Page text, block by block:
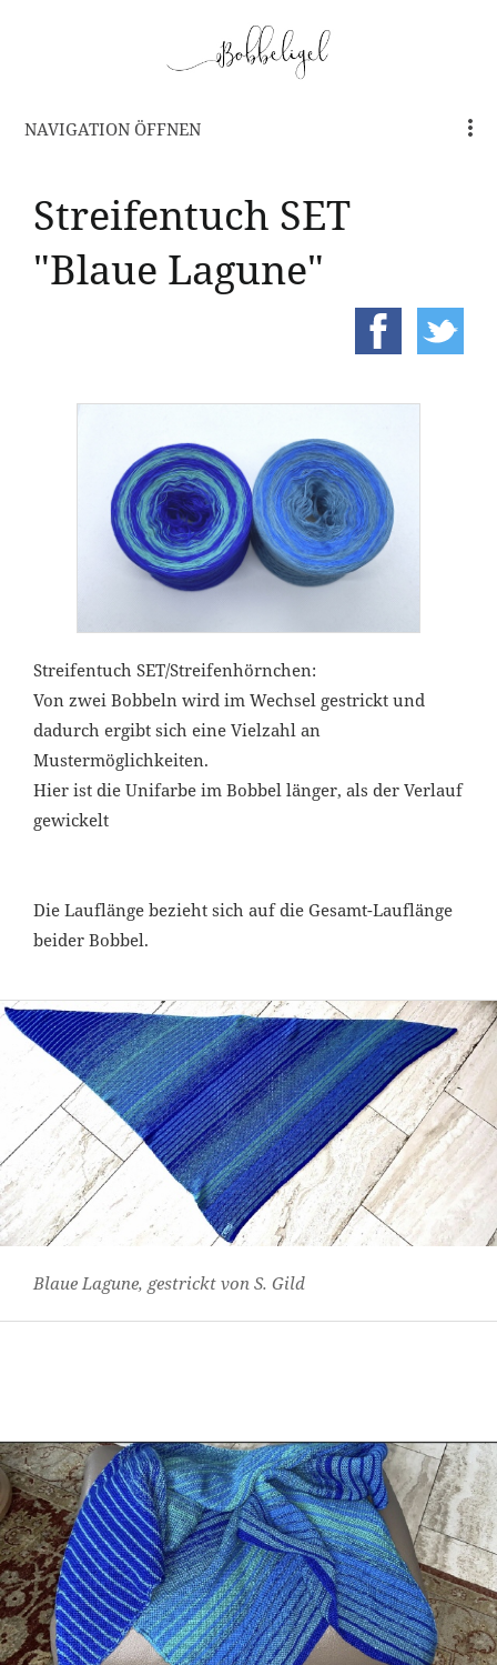
NAVIGATION ÖFFNEN
Streifentuch SET
"Blaue Lagune"
Streifentuch SET/Streifenhörnchen:
Von zwei Bobbeln wird im Wechsel gestrickt und
dadurch ergibt sich eine Vielzahl an
Mustermöglichkeiten.
Hier ist die Unifarbe im Bobbel länger, als der Verlauf
gewickelt
Die Lauflänge bezieht sich auf die Gesamt-Lauflänge
beider Bobbel.
Blaue Lagune, gestrickt von S. Gild